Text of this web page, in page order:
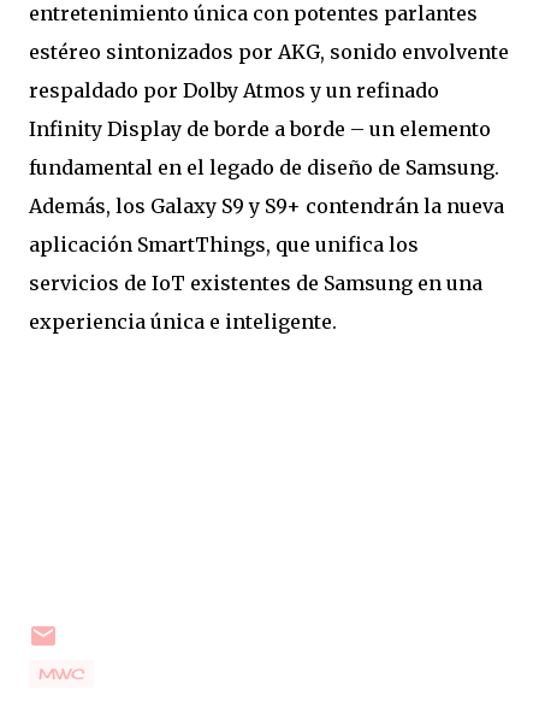
entretenimiento única con potentes parlantes
estéreo sintonizados por AKG, sonido envolvente
respaldado por Dolby Atmos y un refinado
Infinity Display de borde a borde – un elemento
fundamental en el legado de diseño de Samsung.
Además, los Galaxy S9 y S9+ contendrán la nueva
aplicación SmartThings, que unifica los
servicios de IoT existentes de Samsung en una
experiencia única e inteligente.
MWC